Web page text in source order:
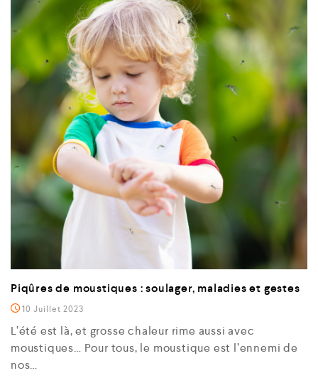
Piqûres de moustiques : soulager, maladies et gestes
10 Juillet 2023
L’été est là, et grosse chaleur rime aussi avec
moustiques… Pour tous, le moustique est l’ennemi de
nos…